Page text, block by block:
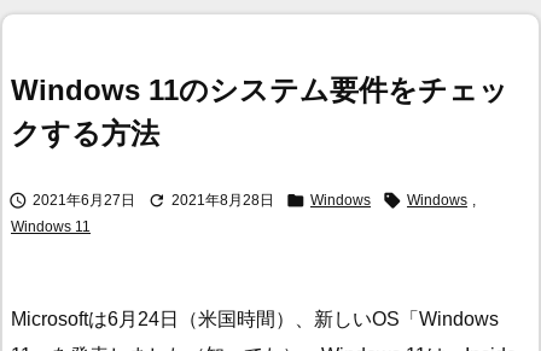
Windows 11のシステム要件をチェッ
クする方法
 2021年6月27日  2021年8月28日  Windows  Windows ,
Windows 11
Microsoftは6月24日（米国時間）、新しいOS「Windows